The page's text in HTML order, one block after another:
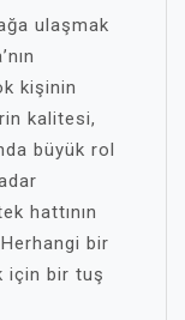
ulaşmak
kişinin
kalitesi,
büyük rol
hattının
bir
için bir tuş